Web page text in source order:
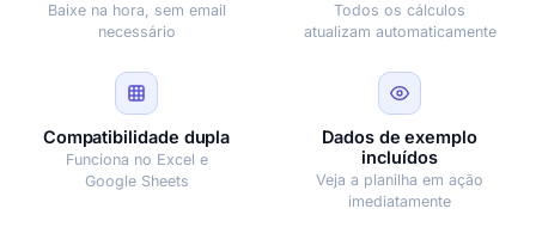
Baixe na hora, sem email
necessário
Todos os cálculos
atualizam automaticamente
Compatibilidade dupla
Funciona no Excel e
Google Sheets
Dados de exemplo
incluídos
Veja a planilha em ação
imediatamente